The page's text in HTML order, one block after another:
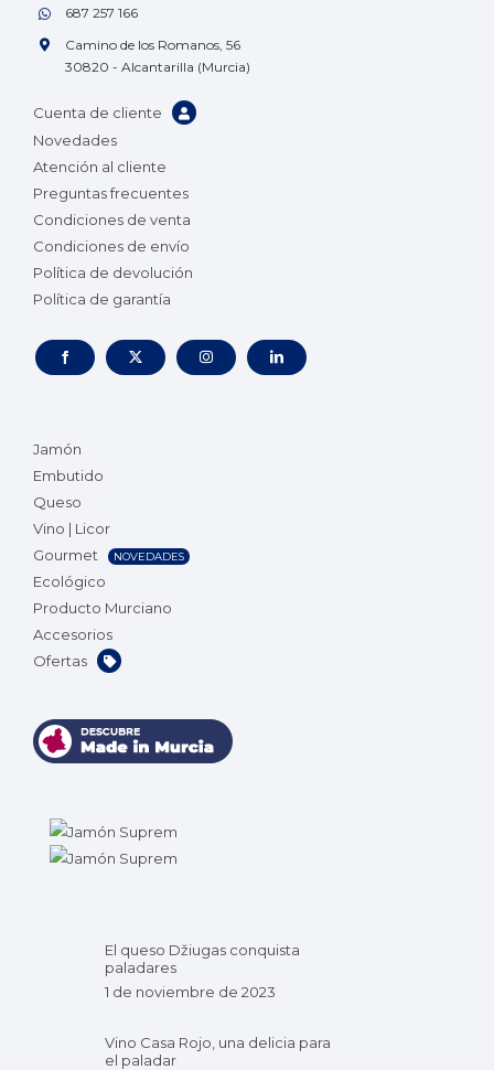
687 257 166
Camino de los Romanos, 56
30820 - Alcantarilla (Murcia)
Cuenta de cliente
Novedades
Atención al cliente
Preguntas frecuentes
Condiciones de venta
Condiciones de envío
Política de devolución
Política de garantía
Jamón
Embutido
Queso
Vino | Licor
Gourmet
NOVEDADES
Ecológico
Producto Murciano
Accesorios
Ofertas
El queso Džiugas conquista
paladares
1 de noviembre de 2023
Vino Casa Rojo, una delicia para
el paladar